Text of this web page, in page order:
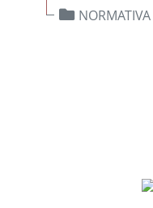
Calidad y
Buzón de sugerencias
NORMATIVA